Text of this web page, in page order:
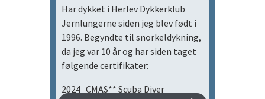
Har dykket i Herlev Dykkerklub
Jernlungerne siden jeg blev født i
1996. Begyndte til snorkeldykning,
da jeg var 10 år og har siden taget
følgende certifikater:
2024 CMAS** Scuba Diver